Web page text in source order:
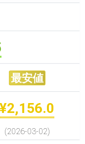
最安値
¥2,156.0
(2026-03-02)